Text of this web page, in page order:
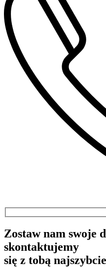
Zostaw nam swoje
skontaktujemy
się z tobą